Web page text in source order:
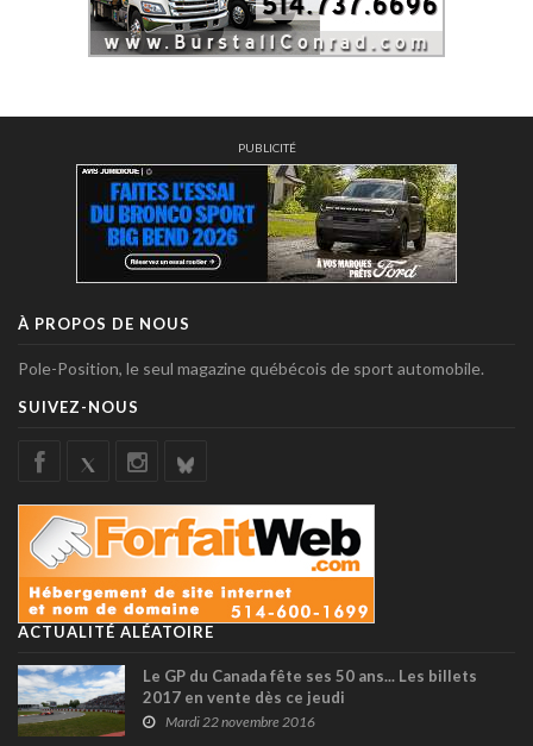
PUBLICITÉ
À PROPOS DE NOUS
Pole-Position, le seul magazine québécois de sport automobile.
SUIVEZ-NOUS
ACTUALITÉ ALÉATOIRE
Le GP du Canada fête ses 50 ans... Les billets
2017 en vente dès ce jeudi
Mardi 22 novembre 2016